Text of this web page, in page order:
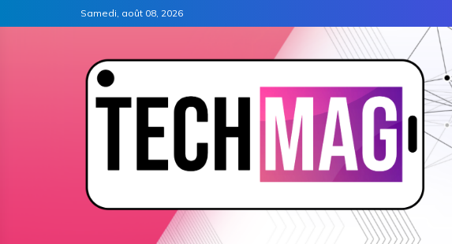
Samedi, août 08, 2026